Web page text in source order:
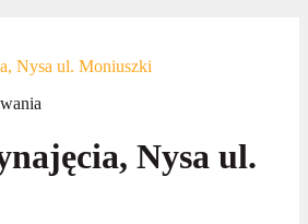
Nysa ul. Moniuszki
Nysa ul.